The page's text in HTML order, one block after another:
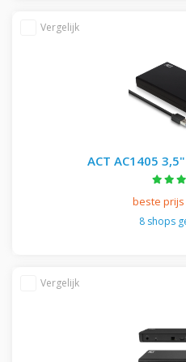
ACT AC1405
beste prijs
8 shops